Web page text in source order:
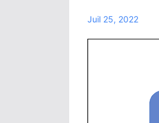
Juil 25, 2022